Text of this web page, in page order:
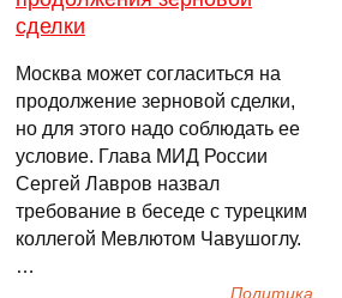
сделки
Москва может согласиться на
продолжение зерновой сделки,
но для этого надо соблюдать ее
условие. Глава МИД России
Сергей Лавров назвал
требование в беседе с турецким
коллегой Мевлютом Чавушоглу.
…
Политика